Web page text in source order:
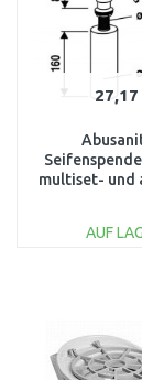
27,17
multiset- und
AUF